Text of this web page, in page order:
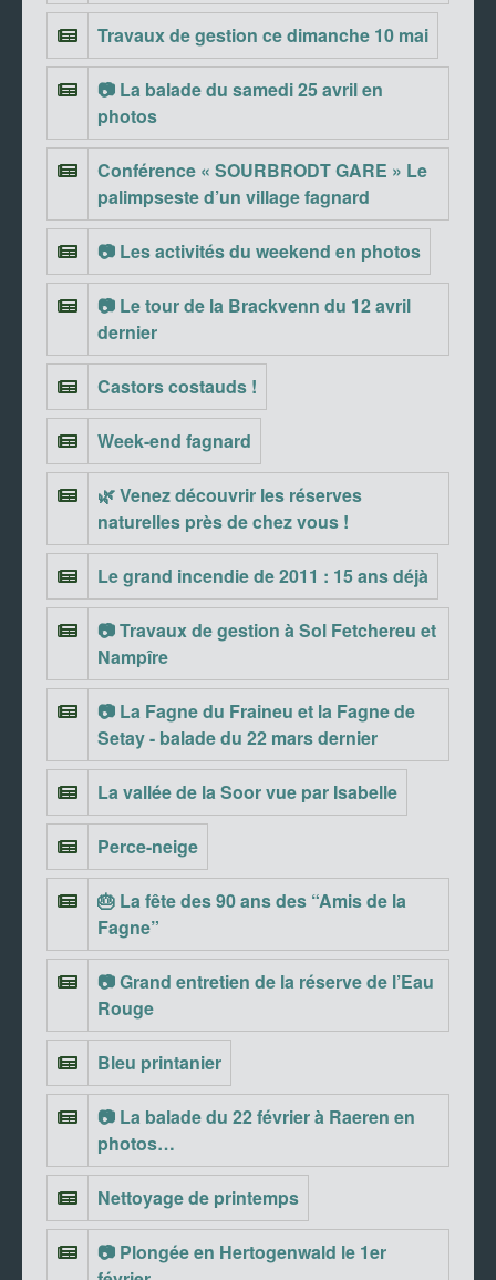
Travaux de gestion ce dimanche 10 mai
📷 La balade du samedi 25 avril en
photos
Conférence « SOURBRODT GARE » Le
palimpseste d’un village fagnard
📷 Les activités du weekend en photos
📷 Le tour de la Brackvenn du 12 avril
dernier
Castors costauds !
Week-end fagnard
🌿 Venez découvrir les réserves
naturelles près de chez vous !
Le grand incendie de 2011 : 15 ans déjà
📷 Travaux de gestion à Sol Fetchereu et
Nampîre
📷 La Fagne du Fraineu et la Fagne de
Setay - balade du 22 mars dernier
La vallée de la Soor vue par Isabelle
Perce-neige
🎂 La fête des 90 ans des “Amis de la
Fagne”
📷 Grand entretien de la réserve de l’Eau
Rouge
Bleu printanier
📷 La balade du 22 février à Raeren en
photos…
Nettoyage de printemps
📷 Plongée en Hertogenwald le 1er